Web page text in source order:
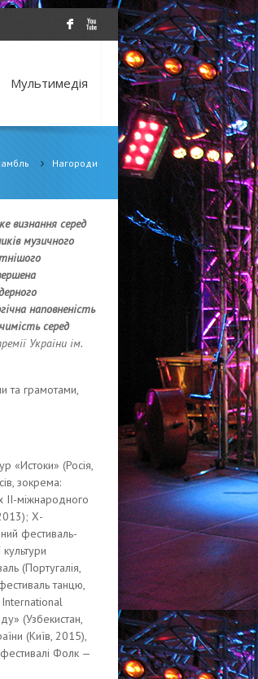
F X
Мультимедія
Нагороди
визнання серед
музичного
наповненість
серед
України ім.
та грамотами,
«Истоки» (Росія,
зокрема:
II-міжнародного
Х-
фестиваль-
(Португалія,
танцю,
International
(Узбекистан,
(Київ, 2015),
Фолк —